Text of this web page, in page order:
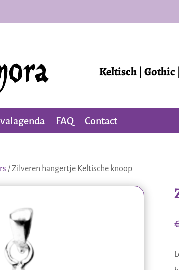
Keltisch | Gothic
FAQ Contact
/ Zilveren hangertje Keltische knoop